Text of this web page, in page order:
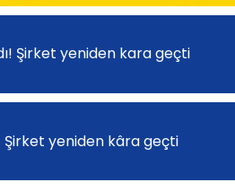
Şirket yeniden kara geçti
Şirket yeniden kâra geçti